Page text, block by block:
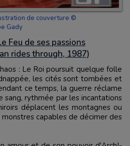
de couverture ©
Gady
Feu de ses passions
rides through, 1987)
les cités sont tombées et
ce temps, la guerre réclame
rythmée par les incantations
déplacent les montagnes ou
capables de décimer des